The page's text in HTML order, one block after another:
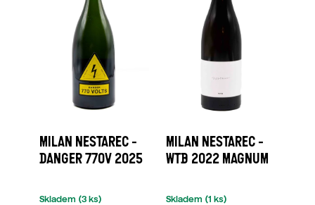
MILAN NESTAREC -
DANGER 770V 2025
Skladem (3 ks)
MILAN NESTAREC -
WTB 2022 MAGNUM
Skladem (1 ks)